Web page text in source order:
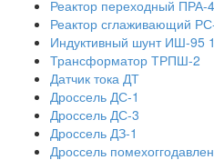
Реактор переходный ПРА-
Реактор сглаживающий
Индуктивный шунт ИШ-95
Трансформатор ТРПШ-2
Датчик тока ДТ
Дроссель ДС-1
Дроссель ДС-3
Дроссель ДЗ-1
Дроссель